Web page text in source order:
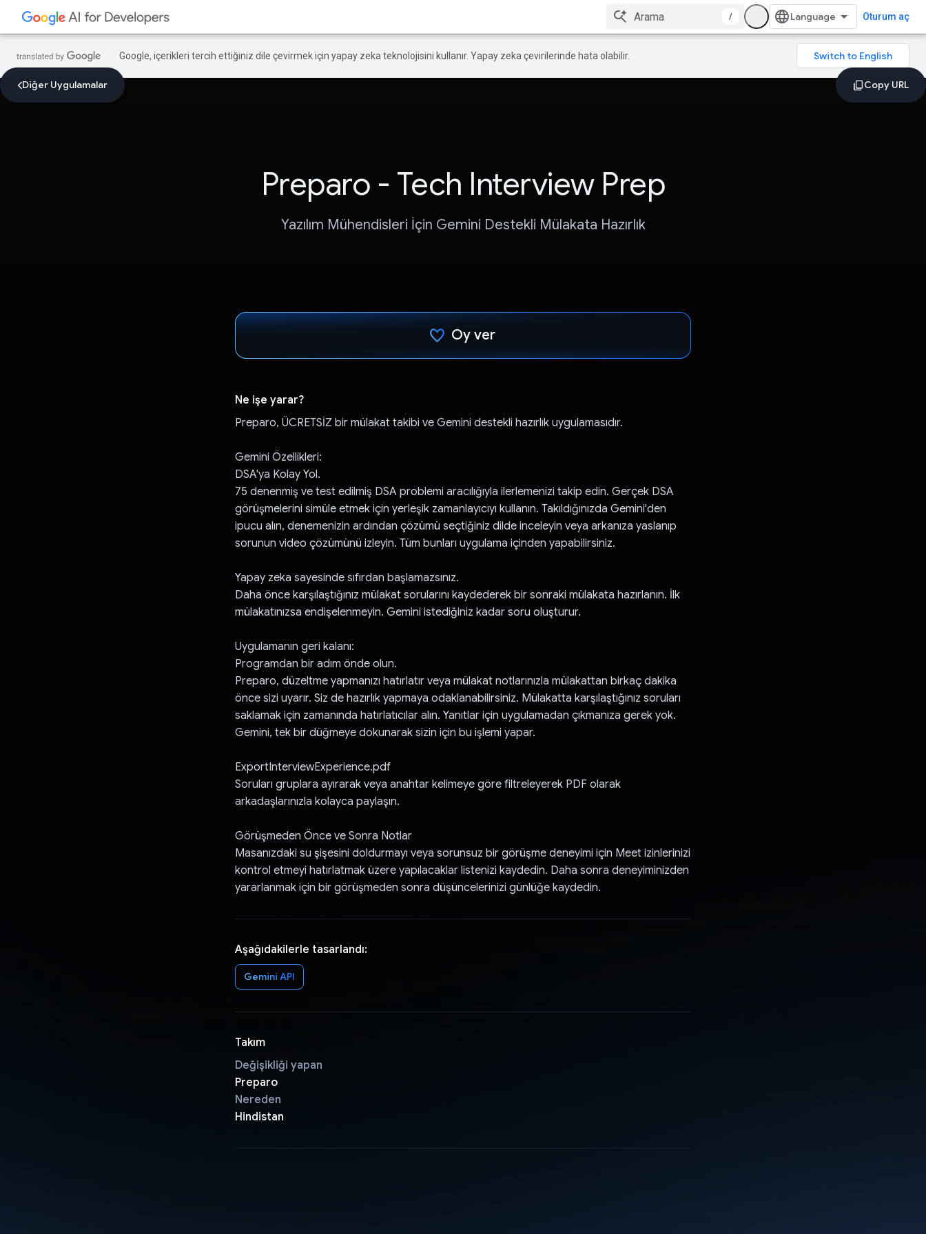
/ Oturum aç
Google, içerikleri tercih ettiğiniz dile çevirmek için yapay zeka teknolojisini kullanır. Yapay zeka çevirilerinde hata olabilir.
Diğer Uygulamalar
Preparo - Tech Interview Prep
Yazılım Mühendisleri İçin Gemini Destekli Mülakata Hazırlık
Oy ver
Ne işe yarar?
Preparo, ÜCRETSİZ bir mülakat takibi ve Gemini destekli hazırlık uygulamasıdır.
Gemini Özellikleri:
DSA'ya Kolay Yol.
75 denenmiş ve test edilmiş DSA problemi aracılığıyla ilerlemenizi takip edin. Gerçek DSA
görüşmelerini simüle etmek için yerleşik zamanlayıcıyı kullanın. Takıldığınızda Gemini'den
ipucu alın, denemenizin ardından çözümü seçtiğiniz dilde inceleyin veya arkanıza yaslanıp
sorunun video çözümünü izleyin. Tüm bunları uygulama içinden yapabilirsiniz.
Yapay zeka sayesinde sıfırdan başlamazsınız.
Daha önce karşılaştığınız mülakat sorularını kaydederek bir sonraki mülakata hazırlanın. İlk
mülakatınızsa endişelenmeyin. Gemini istediğiniz kadar soru oluşturur.
Uygulamanın geri kalanı:
Programdan bir adım önde olun.
Preparo, düzeltme yapmanızı hatırlatır veya mülakat notlarınızla mülakattan birkaç dakika
önce sizi uyarır. Siz de hazırlık yapmaya odaklanabilirsiniz. Mülakatta karşılaştığınız soruları
saklamak için zamanında hatırlatıcılar alın. Yanıtlar için uygulamadan çıkmanıza gerek yok.
Gemini, tek bir düğmeye dokunarak sizin için bu işlemi yapar.
ExportInterviewExperience.pdf
Soruları gruplara ayırarak veya anahtar kelimeye göre filtreleyerek PDF olarak
arkadaşlarınızla kolayca paylaşın.
Görüşmeden Önce ve Sonra Notlar
Masanızdaki su şişesini doldurmayı veya sorunsuz bir görüşme deneyimi için Meet izinlerinizi
kontrol etmeyi hatırlatmak üzere yapılacaklar listenizi kaydedin. Daha sonra deneyiminizden
yararlanmak için bir görüşmeden sonra düşüncelerinizi günlüğe kaydedin.
Aşağıdakilerle tasarlandı:
Gemini API
Takım
Değişikliği yapan
Preparo
Nereden
Hindistan